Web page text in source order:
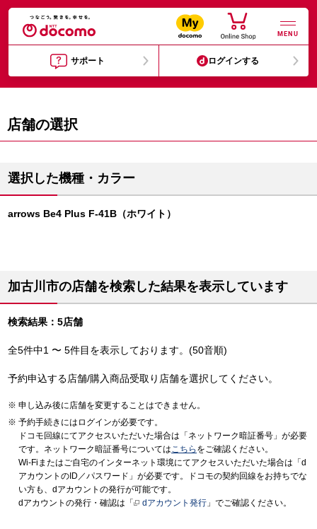
MENU
サポート ログインする
店舗の選択
選択した機種・カラー
arrows Be4 Plus F-41B（ホワイト）
加古川市の店舗を検索した結果を表示しています
検索結果：5店舗
全5件中1 〜 5件目を表示しております。(50音順)
予約申込する店舗/購入商品受取り店舗を選択してください。
申し込み後に店舗を変更することはできません。
予約手続きにはログインが必要です。
ドコモ回線にてアクセスいただいた場合は「ネットワーク暗証番号」が必要
です。ネットワーク暗証番号についてはこちら をご確認ください。
Wi-Fiまたはご自宅のインターネット環境にてアクセスいただいた場合は「d
アカウントのID／パスワード」が必要です。ドコモの契約回線をお持ちでな
い方も、dアカウントの発行が可能です。
dアカウントの発行・確認は「
dアカウント発行 」でご確認ください。